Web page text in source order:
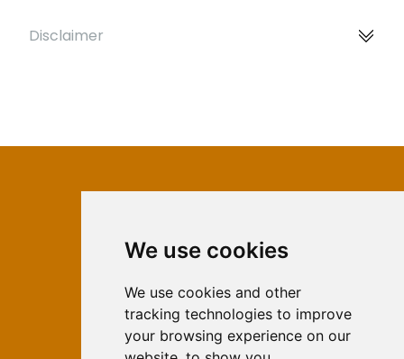
We use cookies
We use cookies and other
tracking technologies to improve
your browsing experience on our
Disclaimer
ISSN 2566-333X (Online)
ISSN 1840-2313 (Print)
Contact